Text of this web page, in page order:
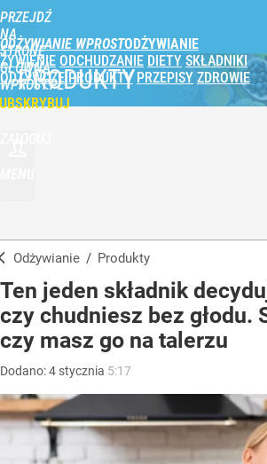
PRZEJDŹ
NA
STRONĘ
GŁÓWNĄ
WPROST.PL
ODŻYWIANIE WPROST
ŻYWIENIE ODCHUDZANIE DIETY SKŁADNIKI
ODŻYWCZE PRODUKTY PRZEPISY ZDROWIE
PRODUKTY
Odżywianie / Produkty
Ten jeden składnik
czy chudniesz bez głodu.
czy masz go na talerzu
Dodano:4 stycznia 5:17